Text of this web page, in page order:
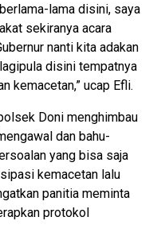
lama disini, saya
sekiranya acara
nanti kita adakan
disini tempatnya
kemacetan,” ucap Efli.
Doni menghimbau
dan bahu-
yang bisa saja
kemacetan lalu
panitia meminta
protokol